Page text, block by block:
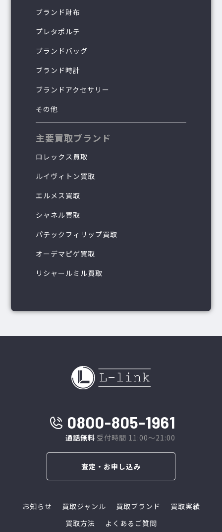
ブランド財布
プレタポルテ
ブランドバッグ
ブランド時計
ブランドアクセサリー
その他
主要買取ブランド
ロレックス買取
ルイヴィトン買取
エルメス買取
シャネル買取
パテックフィリップ買取
オーデマピゲ買取
リシャールミル買取
0800-805-1961
通話無料 受付時間 11:00～21:00
査定・お申し込み
お知らせ 買取ジャンル 買取ブランド
買取実績
買取方法
よくあるご質問